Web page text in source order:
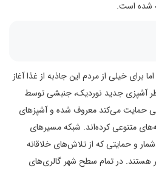
شده است.
برای خیلی از مردم این جاذبه از غذا آغاز
آشپزی جدید نوردیک، جنبشی توسط
حمایت می‌کند معروف شده و آشپزهای
متنوعی کرده‌اند. شبکه مسیرهای
و حمایتی که از تلاش‌های خلاقانه
هستند. در تمام سطح شهر گالری‌های